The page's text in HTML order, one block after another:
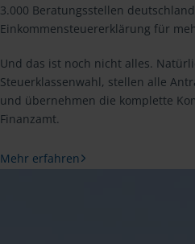
3.000 Beratungsstellen
Einkommensteuererklärung für
Und das ist noch nicht alles.
Steuerklassenwahl, stellen alle
und übernehmen die komplette
Finanzamt.
Mehr erfahren